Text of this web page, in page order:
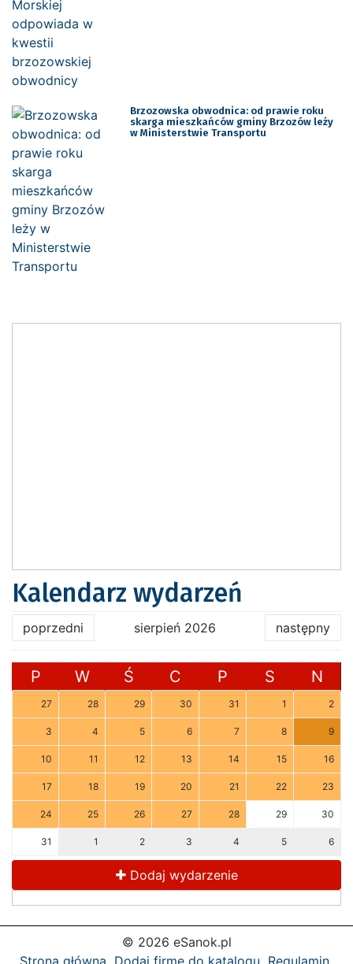
Brzozowska obwodnica: od prawie roku
skarga mieszkańców gminy Brzozów leży
w Ministerstwie Transportu
Kalendarz wydarzeń
poprzedni sierpień 2026 następny
P W Ś C P S N
27 28 29 30 31 1 2
3 4 5 6 7 8 9
10 11 12 13 14 15 16
17 18 19 20 21 22 23
24 25 26 27 28 29 30
31 1 2 3 4 5 6
Dodaj wydarzenie
© 2026 eSanok.pl
Strona główna Dodaj firmę do katalogu Regulamin